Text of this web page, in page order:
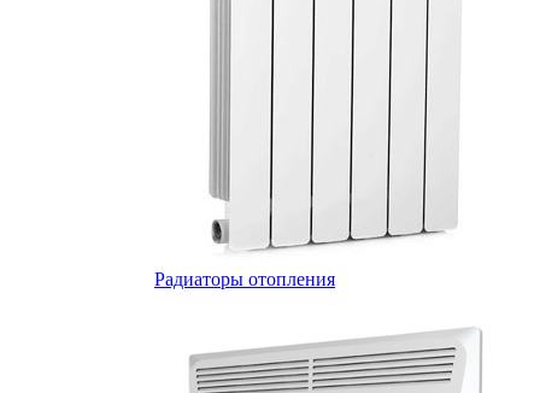
Радиаторы отопления